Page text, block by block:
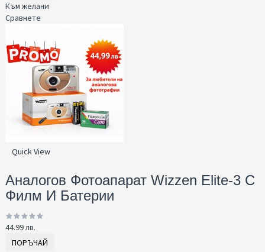
Към желани
Сравнете
Quick View
Аналогов Фотоапарат Wizzen Elite-3 С
Филм И Батерии
44.99 лв.
ПОРЪЧАЙ